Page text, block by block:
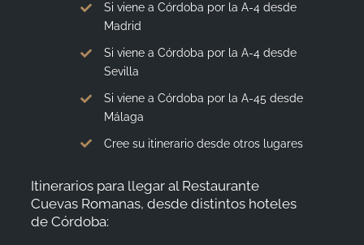
Si viene a Córdoba por la A-4 desde
Madrid
Si viene a Córdoba por la A-4 desde
Sevilla
Si viene a Córdoba por la A-45 desde
Málaga
Cree su itinerario desde otros lugares
Itinerarios para llegar al Restaurante
Cuevas Romanas, desde distintos hoteles
de Córdoba: